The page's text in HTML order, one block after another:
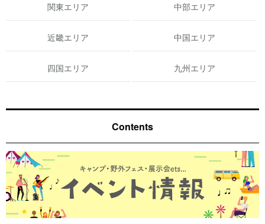
関東エリア 中部エリア
近畿エリア 中国エリア
四国エリア 九州エリア
Contents